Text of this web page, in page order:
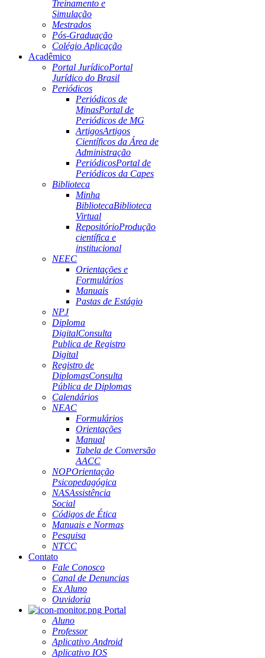
Treinamento e
Simulação
Mestrados
Pós-Graduação
Colégio Aplicação
Acadêmico
Portal JurídicoPortal
Jurídico do Brasil
Periódicos
Periódicos de
MinasPortal de
Periódicos de MG
ArtigosArtigos
Científicos da Área de
Administração
PeriódicosPortal de
Periódicos da Capes
Biblioteca
Minha
BibliotecaBiblioteca
Virtual
RepositórioProdução
científica e
institucional
NEEC
Orientações e
Formulários
Manuais
Pastas de Estágio
NPJ
Diploma
DigitalConsulta
Publica de Registro
Digital
Registro de
DiplomasConsulta
Pública de Diplomas
Calendários
NEAC
Formulários
Orientações
Manual
Tabela de Conversão
AACC
NOPOrientação
Psicopedagógica
NASAssistência
Social
Códigos de Ética
Manuais e Normas
Pesquisa
NTCC
Contato
Fale Conosco
Canal de Denuncias
Ex Aluno
Ouvidoria
Portal
Aluno
Professor
Aplicativo Android
Aplicativo IOS